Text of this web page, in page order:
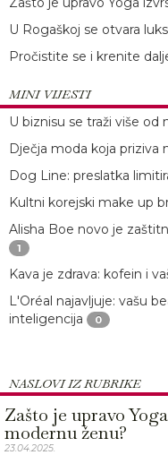
U Rogaškoj se otvara
Pročistite se i krenite
MINI VIJESTI
U biznisu se traži više
Dječja moda koja priziva
Dog Line: preslatka
Kultni korejski make up
Alisha Boe novo je
1
Kava je zdrava: kofein i
L'Oréal najavljuje: vašu
inteligencija
0
NASLOVI IZ RUBRIKE
Zašto je upravo
modernu ženu?
23.04.2025.